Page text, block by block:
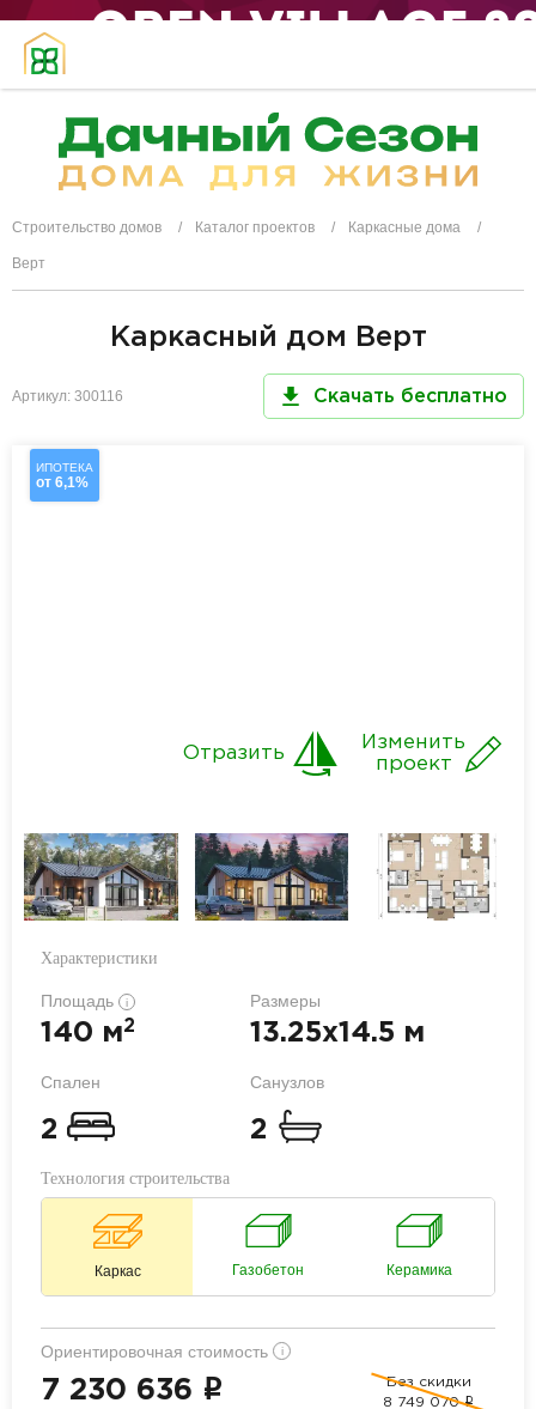
Строительство домов Каталог проектов Каркасные дома
Верт
Каркасный дом Верт
Артикул: 300116 Скачать бесплатно
ИПОТЕКА
от 6,1%
Изменить
проект
Отразить
Характеристики
Площадь i
140 м2
Размеры
13.25x14.5 м
Спален
2
Санузлов
2
Технология строительства
Каркас Газобетон Керамика
Ориентировочная стоимость i
7 230 636 i
Без скидки
8 749 070 i